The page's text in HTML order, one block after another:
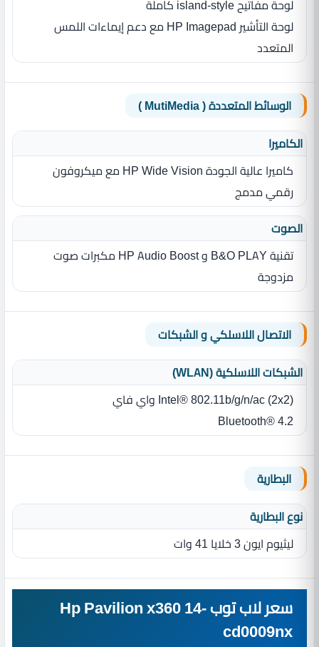
لوحة مفاتيح island‎-style كاملة
لوحة التأشير HP Imagepad مع دعم إيماءات اللمس
المتعدد
الوسائط المتعددة ( MutiMedia )
الكاميرا
كاميرا عالية الجودة HP Wide Vision مع ميكروفون
رقمي مدمج
الصوت
تقنية B&O PLAY و HP Audio Boost مكبرات صوت
مزدوجة
الاتصال اللاسلكي و الشبكات
الشبكات اللاسلكية (WLAN)
Intel® 802.11b/g/n/ac (2x2) واي فاي
Bluetooth® 4.2
البطارية
نوع البطارية‏
ليثيوم ايون 3 خلايا 41 وات
سعر لاب توب Hp Pavilion x360 14-
cd0009nx